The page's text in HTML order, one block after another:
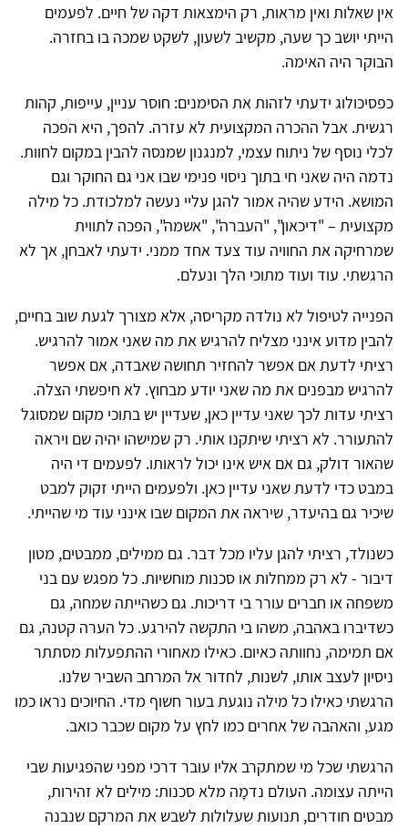
אין שאלות ואין מראות, רק הימצאות דקה של חיים. לפעמים
הייתי יושב כך שעה, מקשיב לשעון, לשקט שמכה בו בחזרה.
הבוקר היה האימה.
כפסיכולוג ידעתי לזהות את הסימנים: חוסר עניין, עייפות, קהות
רגשית. אבל ההכרה המקצועית לא עזרה. להפך, היא הפכה
לכלי נוסף של ניתוח עצמי, למנגנון שמנסה להבין במקום לחוות.
נדמה היה שאני חי בתוך ניסוי פנימי שבו אני גם החוקר וגם
המושא. הידע שהיה אמור להגן עליי נעשה למלכודת. כל מילה
מקצועית – "דיכאון", "העברה", "אשמה", הפכה לתווית
שמרחיקה את החוויה עוד צעד אחד ממני. ידעתי לאבחן, אך לא
הרגשתי. עוד ועוד מתוכי הלך ונעלם.
הפנייה לטיפול לא נולדה מקריסה, אלא מצורך לגעת שוב בחיים,
להבין מדוע אינני מצליח להרגיש את מה שאני אמור להרגיש.
רציתי לדעת אם אפשר להחזיר תחושה שאבדה, אם אפשר
להרגיש מבפנים את מה שאני יודע מבחוץ. לא חיפשתי הצלה.
רציתי עדות לכך שאני עדיין כאן, שעדיין יש בתוכי מקום שמסוגל
להתעורר. לא רציתי שיתקנו אותי. רק שמישהו יהיה שם ויראה
שהאור דולק, גם אם איש אינו יכול לראותו. לפעמים די היה
במבט כדי לדעת שאני עדיין כאן. ולפעמים הייתי זקוק למבט
שיכיר גם בהיעדר, שיראה את המקום שבו אינני עוד מי שהייתי.
כשנולד, רציתי להגן עליו מכל דבר. גם ממילים, ממבטים, מטון
דיבור - לא רק ממחלות או סכנות מוחשיות. כל מפגש עם בני
משפחה או חברים עורר בי דריכות. גם כשהייתה שמחה, גם
כשדיברו באהבה, משהו בי התקשה להירגע. כל הערה קטנה, גם
אם תמימה, נחוותה כאיום. כאילו מאחורי ההתפעלות מסתתר
ניסיון לעצב אותו, לשנות, לחדור אל המרחב השביר שלנו.
הרגשתי כאילו כל מילה נוגעת בעור חשוף מדי. החיוכים נראו כמו
מגע, והאהבה של אחרים כמו לחץ על מקום שכבר כואב.
הרגשתי שכל מי שמתקרב אליו עובר דרכי מפני שהפגיעות שבי
הייתה עצומה. העולם נדמָה מלא סכנות: מילים לא זהירות,
מבטים חודרים, תנועות שעלולות לשבש את המרקם שנבנה